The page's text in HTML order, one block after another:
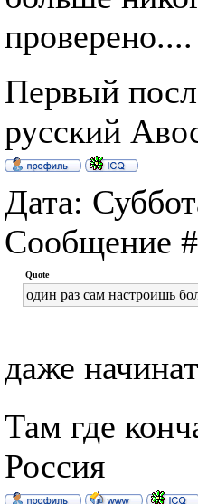
проверено....
Первый
русский
Дата:
Сообщение
Quote
один раз сам настроишь
даже
Там где
Россия